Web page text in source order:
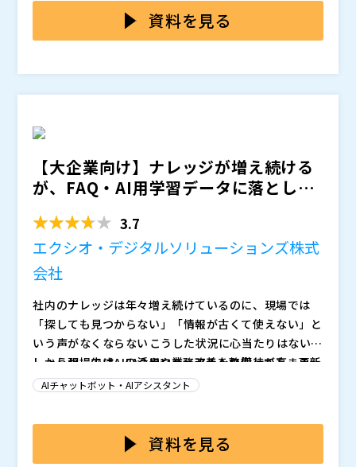
なってきました。
に、「チャット UI × 生成 AI × 業務データ」を組み合
わせる際の設計のポイントと、現場で起きやすい落とし
いる方が自社で何をどう考えればよいか、判断軸を持ち
帰っていただくための知見共有の場です。 読み取り専
イセンスといった実務で必ず問われる論点まで、実装者
生成 AI の実装パターン整理 ・「読み取り専用から始め
る」ことの設計上のメリットと、段階的な拡張の考え方
情シスが必ず気にする論点の整理 ・実装着手から運用
プ立ち上げ) ・構築事例の振り返り — うまくいった点、
つまずいた点、やり直すなら変えたい点
メージがまだ持てていない方 ・Slack / Google Chat /
連携に関心がある方 ・営業・カスタマーサポート・バ
ックオフィスの情報アクセス効率化を検討している方
けた判断材料を探している方 ・SaaS / CRM / 業務シス
テムを提供する側の企画・プロダクト担当の方 ・AI エ
ージェントや MCP という言葉に興味はあるが、業務へ
の落とし方が見えていない方
1983年生まれ。横浜国立大学を卒業後、株式会社イノ
ベーションに入社。マーケティングオートメーションツ
渡って事業責任者を務める。マーケティングオートメー
ションツール「リストファインダー」は1,000社以上に
導入され、一時は国内No.1のMAツールに成長。その
後、山口県に移住し個人事業主として独立。2018年に
株式会社etikaを設立し、Zoho認定パートナー資格を
取得。多数の会社へのZohoCRMの導入支援を手掛け、
現在に至る。Zoho認定マーケッター資格保有。
ゾーホージャパン株式会社（
株式会社etika（）
マジセミ株式会社（
※共催、協賛、協力、講演企業は将来的に追加、削除さ
れる可能性があります。
資料を見る
【大企業向け】ナレッジが増え続ける
が、FAQ・AI用学習データに落とし込
3.7
エクシオ・デジタルソリューションズ株式
会社
社内のナレッジは年々増え続けているのに、現場では
「探しても見つからない」「情報が古くて使えない」と
いう声がなくならない――こうした状況に心当たりはないで
しょうか。生成AIの活用や業務改善への期待が高まる一
方で、ナレッジがFAQやAIの学習データとして“使える
れ、情報が散在しやすくなります。問い合わせ対応やイ
ンシデント対応の履歴、手順書、設計書、議事録など、
しかし現場では、FAQやマニュアルを整備しても、更新
が属人的になり、いつの間にか陳腐化してしまうケース
対応速度にもばらつきが出ます。 また、ナレッジの更
新を「善意」や「余裕時間」に頼ると、業務が忙しいほ
に、ナレッジの更新と活用を継続的に回すための考え方
と進め方を解説します。 具体的には、日々の対応履歴
AIチャットボット・AIアシスタント
資料を見る